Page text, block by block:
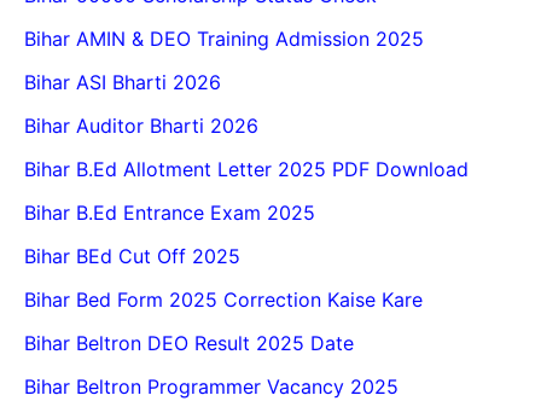
Bihar AMIN & DEO Training Admission 2025
Bihar ASI Bharti 2026
Bihar Auditor Bharti 2026
Bihar B.Ed Allotment Letter 2025 PDF Download
Bihar B.Ed Entrance Exam 2025
Bihar BEd Cut Off 2025
Bihar Bed Form 2025 Correction Kaise Kare
Bihar Beltron DEO Result 2025 Date
Bihar Beltron Programmer Vacancy 2025